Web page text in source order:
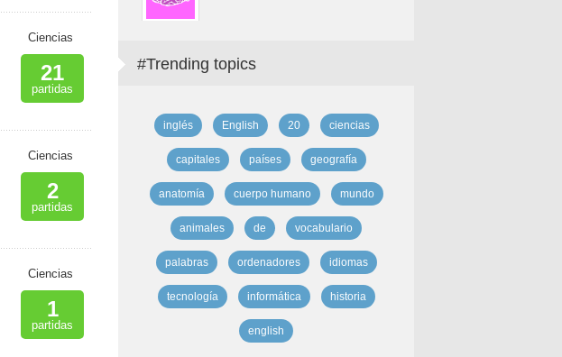
Ciencias
21
partidas
Ciencias
2
partidas
Ciencias
1
partidas
#Trending topics
inglés English 20 ciencias
capitales países geografía
anatomía cuerpo humano mundo
animales de vocabulario
palabras ordenadores idiomas
tecnología informática historia
english